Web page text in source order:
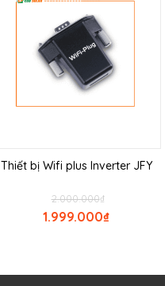
Thiết bị Wifi plus Inverter JFY
₫
2.000.000
₫
1.999.000